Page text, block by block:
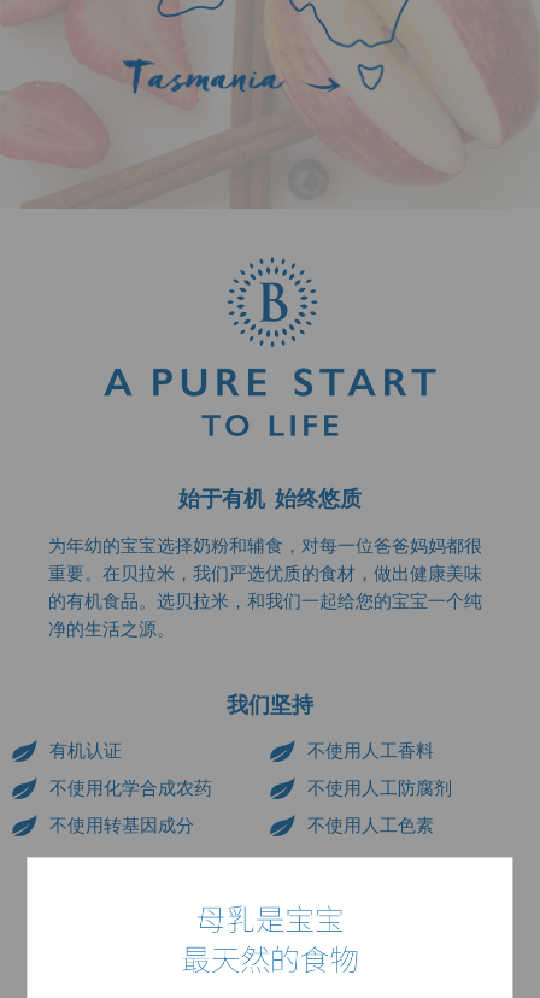
始于有机 始终悠质
为年幼的宝宝选择奶粉和辅食，对每一位爸爸妈妈都很
重要。在贝拉米，我们严选优质的食材，做出健康美味
的有机食品。选贝拉米，和我们一起给您的宝宝一个纯
净的生活之源。
我们坚持
有机认证
不使用人工香料
不使用化学合成农药
不使用人工防腐剂
不使用转基因成分
不使用人工色素
为什么选择贝拉米